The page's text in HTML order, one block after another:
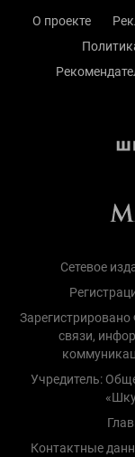
О проекте
Сетевое
связи,
Учредитель:
Контактные